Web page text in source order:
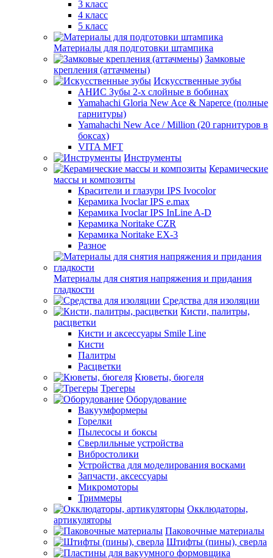
3 класс
4 класс
5 класс
Материалы для подготовки штампика
Замковые
крепления (аттачмены)
Искусственные зубы
АНИС Зубы 2-х слойные в бобинах
Yamahachi Gloria New Ace & Naperce (полные
гарнитуры)
Yamahachi New Ace / Million (20 гарнитуров в
боксах)
VITA MFT
Инструменты
Керамические
массы и композиты
Красители и глазури IPS Ivocolor
Керамика Ivoclar IPS e.max
Керамика Ivoclar IPS InLine A-D
Керамика Noritake CZR
Керамика Noritake EX-3
Разное
Материалы для снятия напряжения и придания
гладкости
Средства для изоляции
Кисти, палитры,
расцветки
Кисти и аксессуары Smile Line
Кисти
Палитры
Расцветки
Кюветы, бюгеля
Трегеры
Оборудование
Вакуумформеры
Горелки
Пылесосы и боксы
Сверлильные устройства
Вибростолики
Устройства для моделирования восками
Запчасти, аксессуары
Микромоторы
Триммеры
Окклюдаторы,
артикуляторы
Паковочные материалы
Штифты (пины), сверла